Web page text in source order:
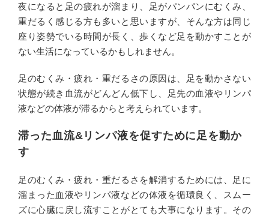
夜になると足の疲れが溜まり、足がパンパンにむくみ、
重だるく感じる方も多いと思いますが、そんな方は同じ
座り姿勢でいる時間が長く、歩くなど足を動かすことが
ない生活になっているかもしれません。
足のむくみ・疲れ・重だるさの原因は、足を動かさない
状態が続き血流がどんどん低下し、足先の血液やリンパ
液などの体液が滞るからと考えられています。
滞った血流&リンパ液を促すために足を動か
す
足のむくみ・疲れ・重だるさを解消するためには、足に
溜まった血液やリンパ液などの体液を循環良く、スムー
ズに心臓に戻し流すことがとても大事になります。その